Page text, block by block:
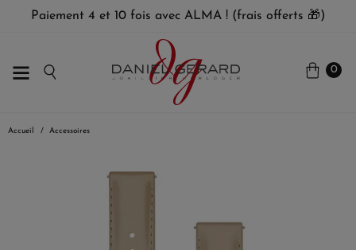
Paiement 4 et 10 fois avec ALMA ! (frais offerts 🎁)
0
Accueil Accessoires